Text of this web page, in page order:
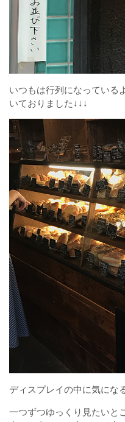
いつもは行列になっている
いておりました↓↓↓
ディスプレイの中に気にな
一つずつゆっくり見たいと